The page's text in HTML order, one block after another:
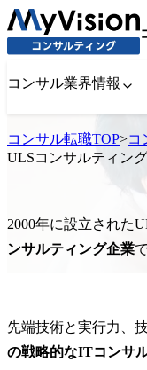
コンサル業界情報
コンサル転職TOP>コ
ULSコンサルティン
2000年に設立された
ンサルティング企業
先端技術と実行力、
の戦略的なITコンサ